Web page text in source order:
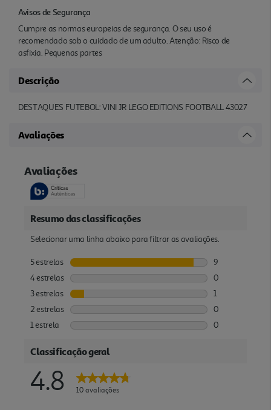
Avisos de Segurança
Cumpre as normas europeias de segurança. O seu uso é
recomendado sob o cuidado de um adulto. Atenção: Risco de
asfixia. Pequenas partes
Descrição
DESTAQUES FUTEBOL: VINI JR LEGO EDITIONS FOOTBALL 43027
Avaliações